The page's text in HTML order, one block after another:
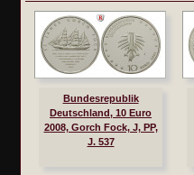
Bundesrepublik
Deutschland, 10 Euro
2008, Gorch Fock, J, PP,
J. 537